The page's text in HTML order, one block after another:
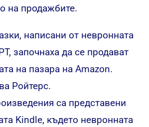
на продажбите.
написани от невронната
започнаха да се продават
на пазара на Amazon.
Ройтерс.
са представени
Kindle, където невронната